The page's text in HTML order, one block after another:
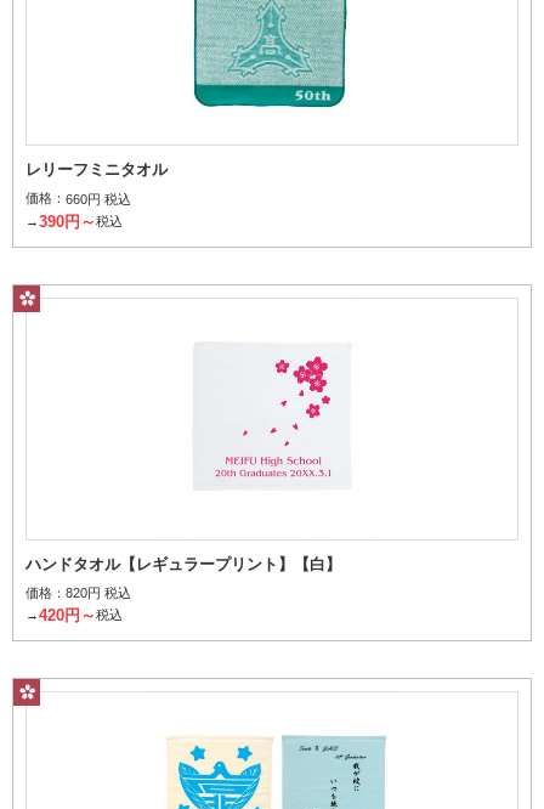
パイルの深さと密度でデザインを表現
レリーフミニタオル
価格： 660円 税込
→390円～税込
ハンドタオル【レギュラープリント】【白】
価格： 820円 税込
→420円～税込